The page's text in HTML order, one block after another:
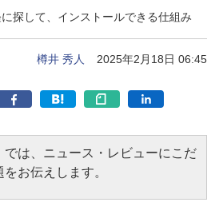
探して、インストールできる仕組み
樽井 秀人 2025年2月18日 06:45
は、ニュース・レビューにこだ
お伝えします。